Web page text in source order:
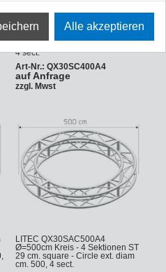
LITEC QX30SC400A4 Ø=400cm
4 sect.
Art-Nr.: QX30SC400A4
auf Anfrage
zzgl. Mwst
LITEC QX30SAC500A4
Ø=500cm Kreis - 4 Sektionen ST
29 cm. square - Circle ext. diam
cm. 500, 4 sect.